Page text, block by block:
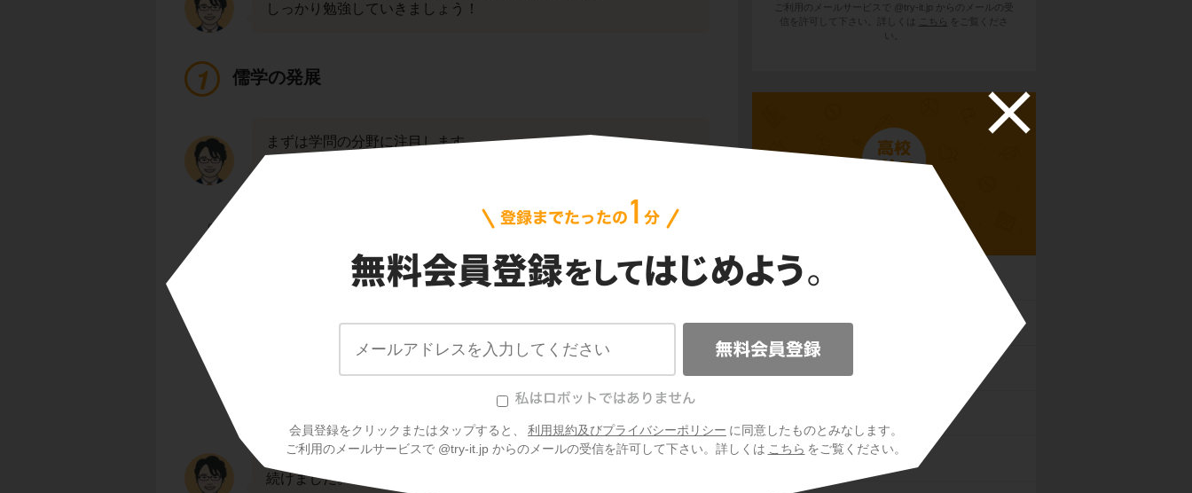
会員登録をクリックまたはタップすると、 利用規約及びプライバシーポリシー に同意したものとみなします。
ご利用のメールサービスで @try-it.jp からのメールの受信を許可して下さい。詳しくは こちら をご覧ください。
しっかり勉強していきましょう！
儒学の発展
まずは学問の分野に注目します。
漢の時代に発達した学問といえば、 儒学
です。
前漢の時代に儒学が官学化
されて以降、漢代を通して儒学は栄え
続けました。
ご利用のメールサービスで @try-it.jp からのメールの受
信を許可して下さい。詳しくは
こちら
をご覧くださ
い。
先史時代
古代オリエント
インドの古典文明